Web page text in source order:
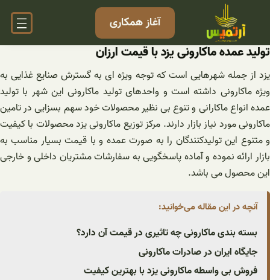
آغاز همکاری
تولید عمده ماکارونی یزد با قیمت ارزان
یزد از جمله شهرهایی است که توجه ویژه ای به گسترش صنایع غذایی به
ویژه ماکارونی داشته است و واحدهای تولید ماکارونی این شهر با تولید
عمده انواع ماکارانی و تنوع بی نظیر محصولات خود سهم بسزایی در تامین
ماکارونی مورد نیاز بازار دارند. مرکز توزیع ماکارونی یزد محصولات با کیفیت
و متنوع این تولیدکنندگان را به صورت عمده و با قیمت بسیار مناسب به
بازار ارائه نموده و آماده پاسخگویی به سفارشات مشتریان داخلی و خارجی
این محصول می باشد.
آنچه در این مقاله می‌خوانید:
بسته بندی ماکارونی چه تاثیری در قیمت آن دارد؟
جایگاه ایران در صادرات ماکارونی
فروش بی واسطه ماکارونی یزد با بهترین کیفیت